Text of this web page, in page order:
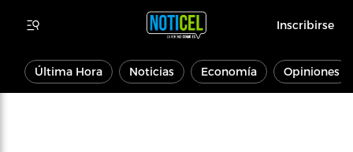
Inscribirse
Última Hora Noticias Economía Opiniones